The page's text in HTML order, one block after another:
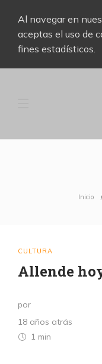
Al navegar en
aceptas el uso de
fines estadísticos.
Inicio
CULTURA
Allende
por
18 años atrás
1 min